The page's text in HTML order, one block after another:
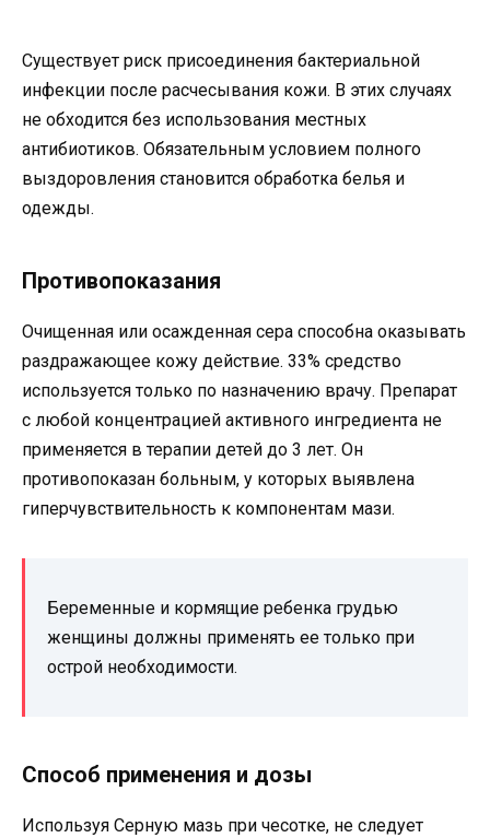
Существует риск присоединения бактериальной
инфекции после расчесывания кожи. В этих случаях
не обходится без использования местных
антибиотиков. Обязательным условием полного
выздоровления становится обработка белья и
одежды.
Противопоказания
Очищенная или осажденная сера способна оказывать
раздражающее кожу действие. 33% средство
используется только по назначению врачу. Препарат
с любой концентрацией активного ингредиента не
применяется в терапии детей до 3 лет. Он
противопоказан больным, у которых выявлена
гиперчувствительность к компонентам мази.
Беременные и кормящие ребенка грудью
женщины должны применять ее только при
острой необходимости.
Способ применения и дозы
Используя Серную мазь при чесотке, не следует